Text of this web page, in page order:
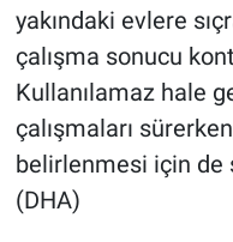
yakındaki evlere
çalışma sonucu
Kullanılamaz hale
çalışmaları
belirlenmesi için de
(DHA)